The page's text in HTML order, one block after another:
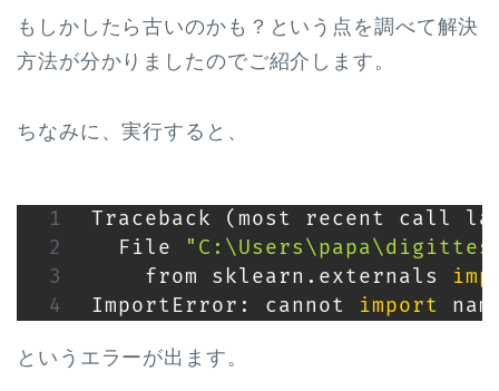
もしかしたら古いのかも？という点を調べて解決
方法が分かりましたのでご紹介します。
ちなみに、実行すると、
Traceback ( most recent call
  File
    from sklearn.externals
ImportError: cannot
import
というエラーが出ます。